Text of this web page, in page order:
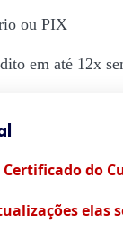
ou PIX
em até 12x
Certificado do
elas